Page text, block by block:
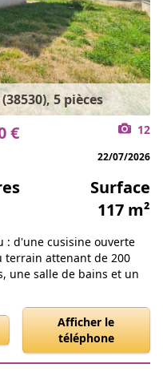
5 pièces
€ 12
22/07/2026
Surface
117 m²
: d'une cusisine ouverte
terrain attenant de 200
une salle de bains et un
Afficher le
téléphone